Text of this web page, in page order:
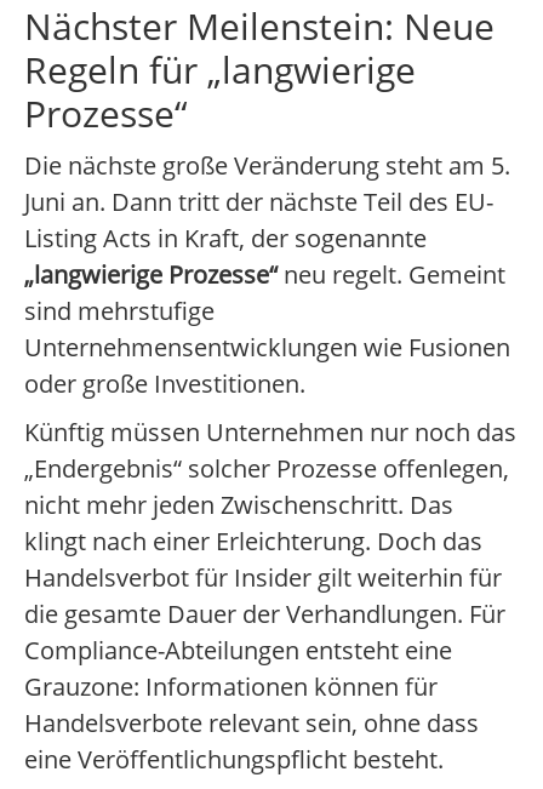
Nächster Meilenstein: Neue
Regeln für „langwierige
Prozesse“
Die nächste große Veränderung steht am 5.
Juni an. Dann tritt der nächste Teil des EU-
Listing Acts in Kraft, der sogenannte
„langwierige Prozesse“neu regelt. Gemeint
sind mehrstufige
Unternehmensentwicklungen wie Fusionen
oder große Investitionen.
Künftig müssen Unternehmen nur noch das
„Endergebnis“ solcher Prozesse offenlegen,
nicht mehr jeden Zwischenschritt. Das
klingt nach einer Erleichterung. Doch das
Handelsverbot für Insider gilt weiterhin für
die gesamte Dauer der Verhandlungen. Für
Compliance-Abteilungen entsteht eine
Grauzone: Informationen können für
Handelsverbote relevant sein, ohne dass
eine Veröffentlichungspflicht besteht.